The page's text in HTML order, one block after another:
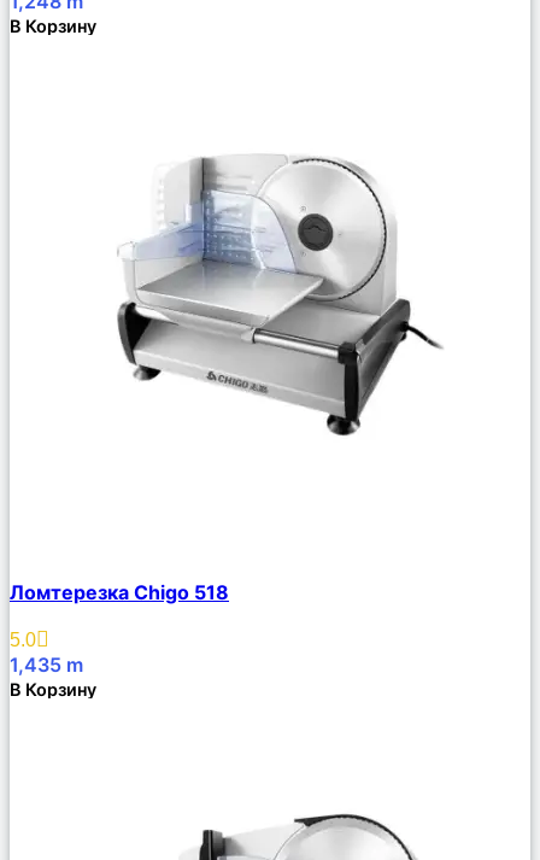
В Корзину
Описание
Избранное
Ломтерезка Chigo 518
5.0
1,435 m
В Корзину